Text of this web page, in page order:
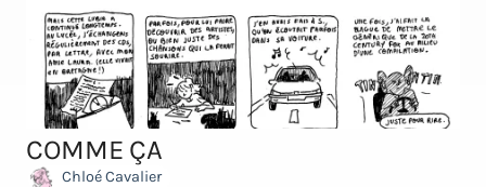
COMME ÇA
Chloé Cavalier